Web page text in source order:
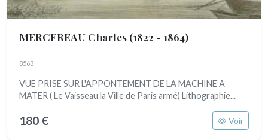
MERCEREAU Charles (1822 - 1864)
8563
VUE PRISE SUR L'APPONTEMENT DE LA MACHINE A
MATER ( Le Vaisseau la Ville de Paris armé) Lithographie...
180 € Voir